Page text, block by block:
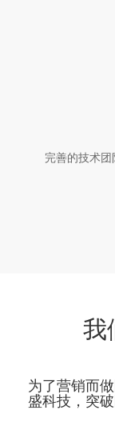
完善的技术
我
为了营销而
盛科技，突